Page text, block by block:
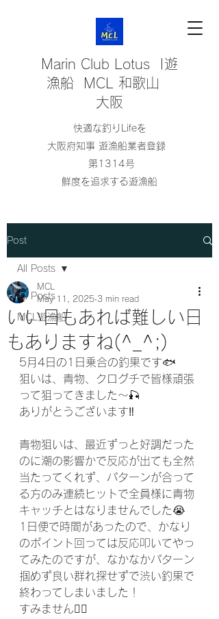
Marin Club Lotus |遊
漁船 MCL 和歌山
大阪
快適な釣りLifeを
大阪府知事 遊漁船業者登録
第1314号
鮮度を追求する遊漁船
Post
All Posts
MCL遊漁船
All Posts
いい日もあれば難しい日
もありますね(^_^;)
MCL
May 11, 2025 3 min read
5月4日の1日乗合の釣果です🐟
狙いは、青物、クログチで皆様頑張
って狙ってきました〜🎣
ありがとうございます‼️
青物狙いは、最近ずっと好調だった
のに潮の影響かで反応が出ても全然
当たってくれず、パターンが合って
る方のみ連続ヒットで全員様に青物
キャッチとはなりませんでした😭
1日便で時間があったので、かなり
のポイント回っては反応叩いてやっ
てみたのですが、なかなかパターン
掴めず良い群れ探せずで渋い釣果で
終わってしまいました！
すみません🙇‍♂️